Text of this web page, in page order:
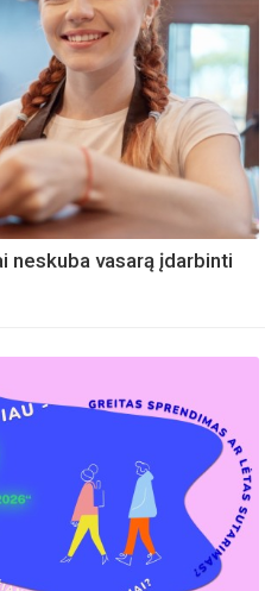
neskuba vasarą įdarbinti